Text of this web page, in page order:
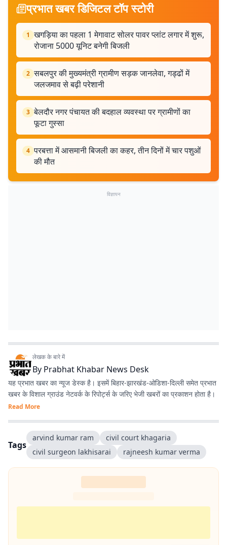
प्रभात खबर डिजिटल टॉप स्टोरी
1 खगड़िया का पहला 1 मेगावाट सोलर पावर प्लांट लगार में शुरू,
रोजाना 5000 यूनिट बनेगी बिजली
2 सबलपुर की मुख्यमंत्री ग्रामीण सड़क जानलेवा, गड्ढों में
जलजमाव से बढ़ी परेशानी
3 बेलदौर नगर पंचायत की बदहाल व्यवस्था पर ग्रामीणों का
फूटा गुस्सा
4 परबत्ता में आसमानी बिजली का कहर, तीन दिनों में चार पशुओं
की मौत
विज्ञापन
लेखक के बारे में
By Prabhat Khabar News Desk
यह प्रभात खबर का न्यूज डेस्क है। इसमें बिहार-झारखंड-ओडिशा-दिल्‍ली समेत प्रभात
खबर के विशाल ग्राउंड नेटवर्क के रिपोर्ट्स के जरिए भेजी खबरों का प्रकाशन होता है।
Read More
Tags
arvind kumar ram
civil court khagaria
civil surgeon lakhisarai
rajneesh kumar verma